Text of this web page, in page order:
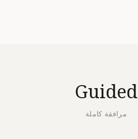
Guided
مرافقة كاملة